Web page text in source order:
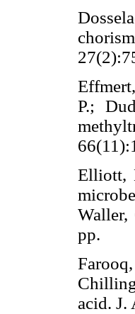
P.;
Elliott,
Waller,
pp.
acid.